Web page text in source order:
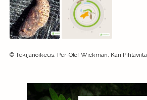
© Tekijänoikeus: Per-Olof Wickman, Kari Pihlaviita